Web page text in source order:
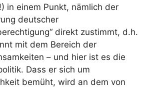
in einem Punkt, nämlich der
deutscher
direkt zustimmt, d.h.
mit dem Bereich der
– und hier ist es die
Dass er sich um
bemüht, wird an dem von